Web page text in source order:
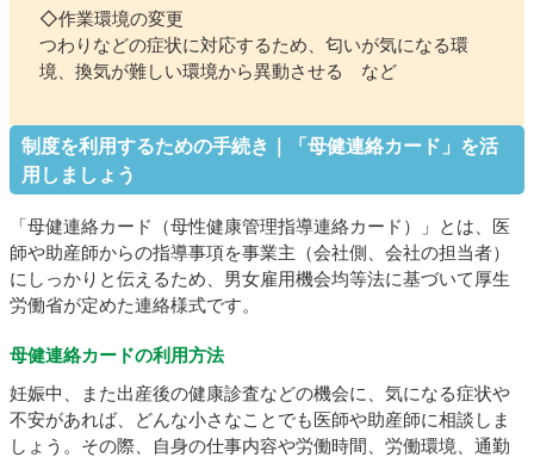
◇作業環境の変更
つわりなどの症状に対応するため、匂いが気になる環
境、換気が難しい環境から異動させる など
制度を利用するための手続き｜「母健連絡カード」を活
用しましょう
「母健連絡カード（母性健康管理指導連絡カード）」とは、医
師や助産師からの指導事項を事業主（会社側、会社の担当者）
にしっかりと伝えるため、男女雇用機会均等法に基づいて厚生
労働省が定めた連絡様式です。
母健連絡カードの利用方法
妊娠中、また出産後の健康診査などの機会に、気になる症状や
不安があれば、どんな小さなことでも医師や助産師に相談しま
しょう。その際、自身の仕事内容や労働時間、労働環境、通勤